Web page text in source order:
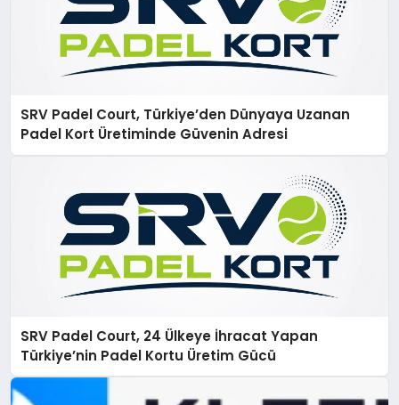
SRV Padel Court, Türkiye’den Dünyaya Uzanan
Padel Kort Üretiminde Güvenin Adresi
SRV Padel Court, 24 Ülkeye İhracat Yapan
Türkiye’nin Padel Kortu Üretim Gücü